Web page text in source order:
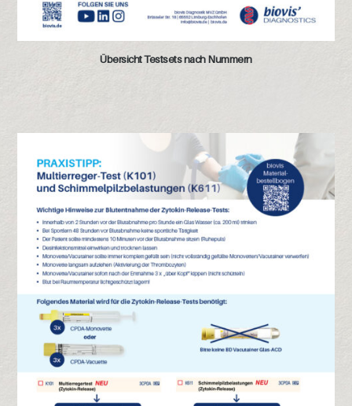
Übersicht Testsets nach Nummern